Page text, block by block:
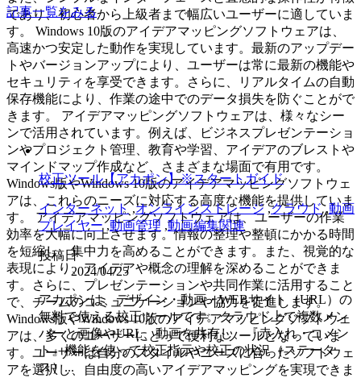
であり、初心者から上級者まで幅広いユーザーに適していま
す。 Windows 10版のアイデアマッピングソフトウェアは、
高速かつ安定した動作を実現しています。最新のアップデー
トやバージョンアップにより、ユーザーは常に最新の機能や
セキュリティを享受できます。さらに、リアルタイムの自動
保存機能により、作業の途中でのデータ損失を防ぐことがで
きます。 アイデアマッピングソフトウェアは、様々なシー
ンで活用されています。例えば、ビジネスプレゼンテーショ
ンやプロジェクト管理、教育や学習、アイデアのブレストや
マインドマップ作成など、さまざまな場面で有用です。
Windows版やWindows 10版のアイデアマッピングソフトウェ
アは、これらのニーズに対応する高度な機能を提供していま
す。 アイデアマッピングソフトウェアは、ユーザーの作業
効率を大幅に向上させます。情報の整理や整頓にかかる時間
を短縮し、集中力を高めることができます。また、視覚的な
表現により、アイデアや概念の理解を深めることができま
す。さらに、プレゼンテーションや共同作業に活用すること
で、チームのコミュニケーションや協力を促進します。
Windows版やWindows 10版のアイデアマッピングソフトウェ
アは、多くのユーザーにとって便利なツールとなっていま
す。ユーザーは自分のスタイルやニーズに合ったソフトウェ
アを選択し、自由度の高いアイデアマッピングを実現できま
記事一覧をみる
校正ツール【アカポン】※スタートガイド
インターネット ,オンラインストレージ ,クラウド,動画
プレイヤー,動画管理 ,動画編集関連
投稿日
2024/04/25
アカポンは、デザイン・動画・WEBサイト（URL）の
無料で使える校正ツールです。クラウド上で複数メン
バーと画像やURL、動画を共有し、『赤入れ・コメン
ト』機能を使って校正指示や校正の状況（ステータ
ス）...